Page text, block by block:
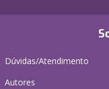
Dúvidas/Atendimento
Autores